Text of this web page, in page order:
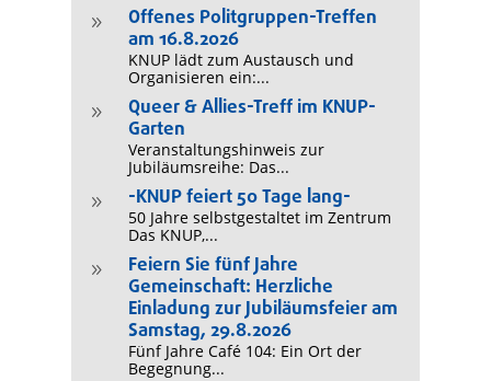
9
Offenes Politgruppen-Treffen
am 16.8.2026
KNUP lädt zum Austausch und
Organisieren ein:...
9
Queer & Allies-Treff im KNUP-
Garten
Veranstaltungshinweis zur
Jubiläumsreihe: Das...
9 -KNUP feiert 50 Tage lang-
50 Jahre selbstgestaltet im Zentrum
Das KNUP,...
9
Feiern Sie fünf Jahre
Gemeinschaft: Herzliche
Einladung zur Jubiläumsfeier am
Samstag, 29.8.2026
Fünf Jahre Café 104: Ein Ort der
Begegnung...